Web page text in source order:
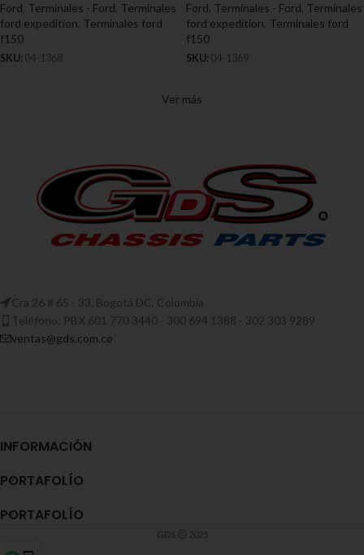
Ford, Terminales - Ford, Terminales
ford expedition, Terminales ford
f150
SKU: 04-1368
Ford, Terminales - Ford, Terminales
ford expedition, Terminales ford
f150
SKU: 04-1369
Ver más
Cra 26 # 65 - 33, Bogotá DC, Colombia
Teléfono: PBX 601 770 3440 - 300 694 1388 - 302 303 9289
ventas@gds.com.co
INFORMACIÓN
PORTAFOLÍO
PORTAFOLÍO
GDS 2025